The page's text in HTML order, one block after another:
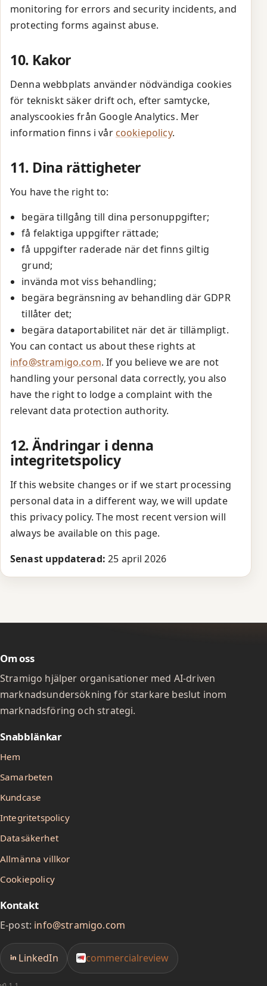
monitoring for errors and security incidents, and
protecting forms against abuse.
10. Kakor
Denna webbplats använder nödvändiga cookies
för tekniskt säker drift och, efter samtycke,
analyscookies från Google Analytics. Mer
information finns i vår cookiepolicy.
11. Dina rättigheter
You have the right to:
begära tillgång till dina personuppgifter;
få felaktiga uppgifter rättade;
få uppgifter raderade när det finns giltig
grund;
invända mot viss behandling;
begära begränsning av behandling där GDPR
tillåter det;
begära dataportabilitet när det är tillämpligt.
You can contact us about these rights at
info@stramigo.com. If you believe we are not
handling your personal data correctly, you also
have the right to lodge a complaint with the
relevant data protection authority.
12. Ändringar i denna
integritetspolicy
If this website changes or if we start processing
personal data in a different way, we will update
this privacy policy. The most recent version will
always be available on this page.
Senast uppdaterad: 25 april 2026
Om oss
Stramigo hjälper organisationer med AI-driven
marknadsundersökning för starkare beslut inom
marknadsföring och strategi.
Snabblänkar
Hem
Samarbeten
Kundcase
Integritetspolicy
Datasäkerhet
Allmänna villkor
Cookiepolicy
Kontakt
E-post: info@stramigo.com
LinkedIn commercialreview